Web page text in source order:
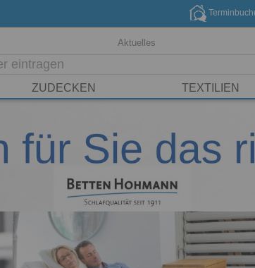
Aktuelles
ZUDECKEN TEXTILIEN